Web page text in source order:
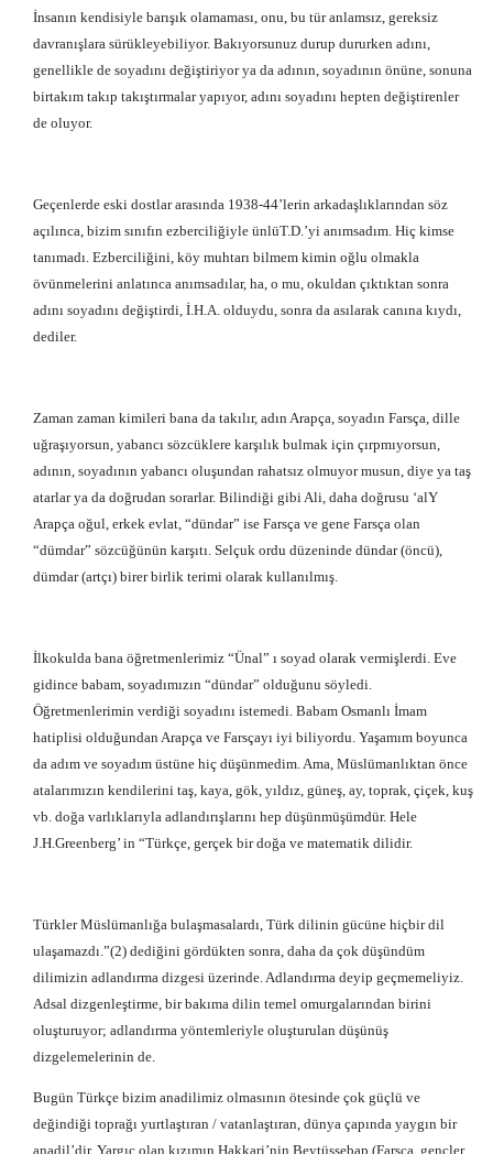
İnsanın kendisiyle barışık olamaması, onu, bu tür anlamsız, gereksiz
davranışlara sürükleyebiliyor. Bakıyorsunuz durup dururken adını,
genellikle de soyadını değiştiriyor ya da adının, soyadının önüne, sonuna
birtakım takıp takıştırmalar yapıyor, adını soyadını hepten değiştirenler
de oluyor.
Geçenlerde eski dostlar arasında 1938-44’lerin arkadaşlıklarından söz
açılınca, bizim sınıfın ezberciliğiyle ünlüT.D.’yi anımsadım. Hiç kimse
tanımadı. Ezberciliğini, köy muhtarı bilmem kimin oğlu olmakla
övünmelerini anlatınca anımsadılar, ha, o mu, okuldan çıktıktan sonra
adını soyadını değiştirdi, İ.H.A. olduydu, sonra da asılarak canına kıydı,
dediler.
Zaman zaman kimileri bana da takılır, adın Arapça, soyadın Farsça, dille
uğraşıyorsun, yabancı sözcüklere karşılık bulmak için çırpmıyorsun,
adının, soyadının yabancı oluşundan rahatsız olmuyor musun, diye ya taş
atarlar ya da doğrudan sorarlar. Bilindiği gibi Ali, daha doğrusu ‘alY
Arapça oğul, erkek evlat, “dündar” ise Farsça ve gene Farsça olan
“dümdar” sözcüğünün karşıtı. Selçuk ordu düzeninde dündar (öncü),
dümdar (artçı) birer birlik terimi olarak kullanılmış.
İlkokulda bana öğretmenlerimiz “Ünal” ı soyad olarak vermişlerdi. Eve
gidince babam, soyadımızın “dündar” olduğunu söyledi.
Öğretmenlerimin verdiği soyadını istemedi. Babam Osmanlı İmam
hatiplisi olduğundan Arapça ve Farsçayı iyi biliyordu. Yaşamım boyunca
da adım ve soyadım üstüne hiç düşünmedim. Ama, Müslümanlıktan önce
atalarımızın kendilerini taş, kaya, gök, yıldız, güneş, ay, toprak, çiçek, kuş
vb. doğa varlıklarıyla adlandırışlarını hep düşünmüşümdür. Hele
J.H.Greenberg’ in “Türkçe, gerçek bir doğa ve matematik dilidir.
Türkler Müslümanlığa bulaşmasalardı, Türk dilinin gücüne hiçbir dil
ulaşamazdı.”(2) dediğini gördükten sonra, daha da çok düşündüm
dilimizin adlandırma dizgesi üzerinde. Adlandırma deyip geçmemeliyiz.
Adsal dizgenleştirme, bir bakıma dilin temel omurgalarından birini
oluşturuyor; adlandırma yöntemleriyle oluşturulan düşünüş
dizgelemelerinin de.
Bugün Türkçe bizim anadilimiz olmasının ötesinde çok güçlü ve
değindiği toprağı yurtlaştıran / vatanlaştıran, dünya çapında yaygın bir
anadil’dir. Yargıç olan kızımın Hakkari’nin Beytüşşebap (Farsça, gençler